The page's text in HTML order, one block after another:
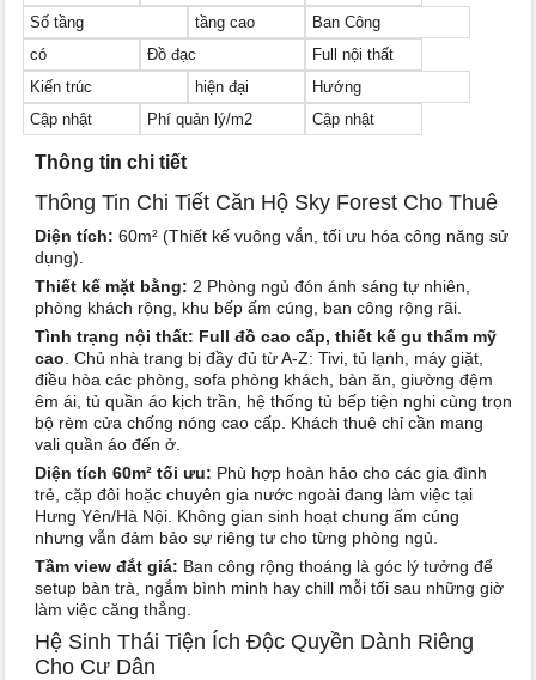
Số tầng
tầng cao
Ban Công
có
Đồ đạc
Full nội thất
Kiến trúc
hiện đại
Hướng
Cập nhật
Phí quản lý/m2 Cập nhật
Thông tin chi tiết
Thông Tin Chi Tiết Căn Hộ Sky Forest Cho Thuê
Diện tích: 60m² (Thiết kế vuông vắn, tối ưu hóa công năng sử
dụng).
Thiết kế mặt bằng: 2 Phòng ngủ đón ánh sáng tự nhiên,
phòng khách rộng, khu bếp ấm cúng, ban công rộng rãi.
Tình trạng nội thất: Full đồ cao cấp, thiết kế gu thẩm mỹ
cao . Chủ nhà trang bị đầy đủ từ A-Z: Tivi, tủ lạnh, máy giặt,
điều hòa các phòng, sofa phòng khách, bàn ăn, giường đệm
êm ái, tủ quần áo kịch trần, hệ thống tủ bếp tiện nghi cùng trọn
bộ rèm cửa chống nóng cao cấp. Khách thuê chỉ cần mang
vali quần áo đến ở.
Diện tích 60m² tối ưu: Phù hợp hoàn hảo cho các gia đình
trẻ, cặp đôi hoặc chuyên gia nước ngoài đang làm việc tại
Hưng Yên/Hà Nội. Không gian sinh hoạt chung ấm cúng
nhưng vẫn đảm bảo sự riêng tư cho từng phòng ngủ.
Tầm view đắt giá: Ban công rộng thoáng là góc lý tưởng để
setup bàn trà, ngắm bình minh hay chill mỗi tối sau những giờ
làm việc căng thẳng.
Hệ Sinh Thái Tiện Ích Độc Quyền Dành Riêng
Cho Cư Dân